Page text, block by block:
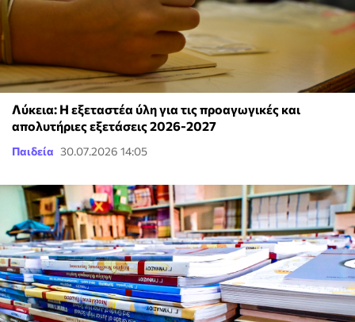
Λύκεια: Η εξεταστέα ύλη για τις προαγωγικές και
απολυτήριες εξετάσεις 2026-2027
Παιδεία 30.07.2026 14:05